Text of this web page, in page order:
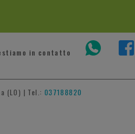
in contatto
(LO) | Tel.: 037188820